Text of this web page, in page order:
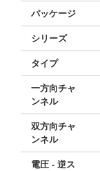
パッケージ
シリーズ
タイプ
一方向チャ
ンネル
双方向チャ
ンネル
電圧 - 逆ス